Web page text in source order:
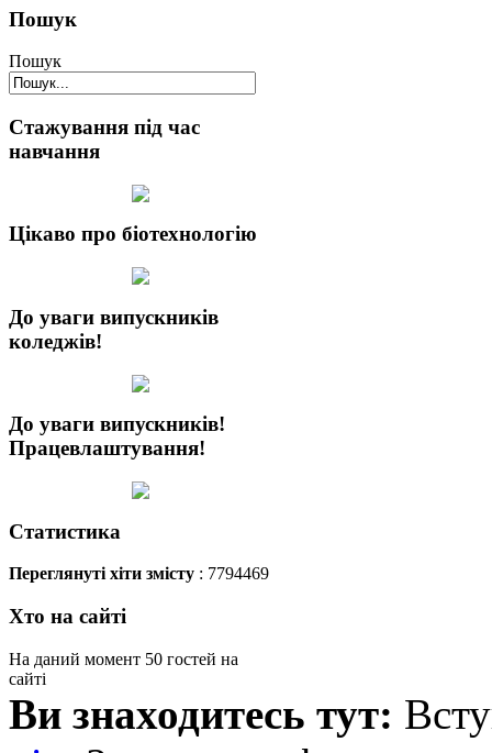
Пошук
Пошук
Стажування під час
навчання
Цікаво про біотехнологію
До уваги випускників
коледжів!
До уваги випускників!
Працевлаштування!
Статистика
Переглянуті хіти змісту : 7794469
Хто на сайті
На даний момент 50 гостей на
сайті
Ви знаходитесь тут: